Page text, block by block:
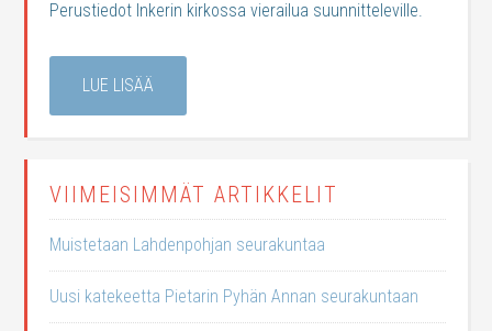
Perustiedot Inkerin kirkossa vierailua suunnitteleville.
LUE LISÄÄ
VIIMEISIMMÄT ARTIKKELIT
Muistetaan Lahdenpohjan seurakuntaa
Uusi katekeetta Pietarin Pyhän Annan seurakuntaan